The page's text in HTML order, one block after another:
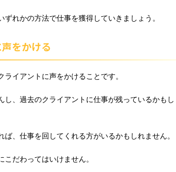
れかの方法で仕事を獲得していきましょう。
をかける
イアントに声をかけることです。
、過去のクライアントに仕事が残っているかもし
、仕事を回してくれる方がいるかもしれません。
だわってはいけません。